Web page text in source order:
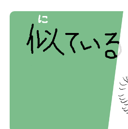
著者一覧
ライター募集